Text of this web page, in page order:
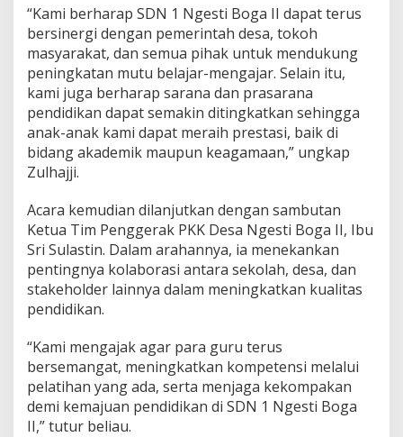
7
/
2
0
2
5
M
,
P
u
h
K
e
k
h
a
t
a
n
d
“Kami berharap SDN 1 Ngesti Boga II dapat terus
bersinergi dengan pemerintah desa, tokoh
masyarakat, dan semua pihak untuk mendukung
peningkatan mutu belajar-mengajar. Selain itu,
kami juga berharap sarana dan prasarana
pendidikan dapat semakin ditingkatkan sehingga
anak-anak kami dapat meraih prestasi, baik di
bidang akademik maupun keagamaan,” ungkap
Zulhajji.
Acara kemudian dilanjutkan dengan sambutan
Ketua Tim Penggerak PKK Desa Ngesti Boga II, Ibu
Sri Sulastin. Dalam arahannya, ia menekankan
pentingnya kolaborasi antara sekolah, desa, dan
stakeholder lainnya dalam meningkatkan kualitas
pendidikan.
“Kami mengajak agar para guru terus
bersemangat, meningkatkan kompetensi melalui
pelatihan yang ada, serta menjaga kekompakan
demi kemajuan pendidikan di SDN 1 Ngesti Boga
II,” tutur beliau.